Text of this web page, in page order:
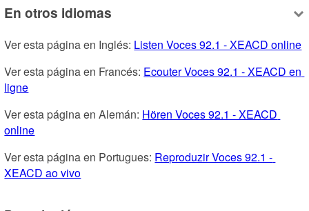
En otros idiomas
Ver esta página en Inglés: Listen Voces 92.1 - XEACD online
Ver esta página en Francés: Ecouter Voces 92.1 - XEACD en
ligne
Ver esta página en Alemán: Hören Voces 92.1 - XEACD
online
Ver esta página en Portugues: Reproduzir Voces 92.1 -
XEACD ao vivo